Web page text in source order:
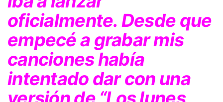
oficialmente. Desde que
empecé a grabar mis
canciones había
intentado dar con una